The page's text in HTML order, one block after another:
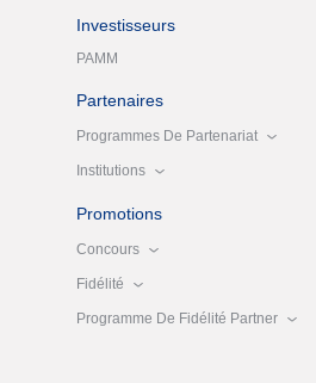
Investisseurs
PAMM
Partenaires
Programmes De Partenariat
Institutions
Promotions
Concours
Fidélité
Programme De Fidélité Partner